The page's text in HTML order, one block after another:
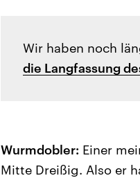
Wir haben noch
die Langfassung
Wurmdobler: Einer
Mitte Dreißig. Also er